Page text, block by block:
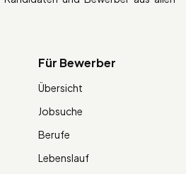
Für Bewerber
Übersicht
Jobsuche
Berufe
Lebenslauf